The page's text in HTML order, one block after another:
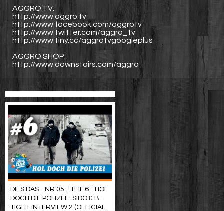
AGGRO.TV:
http://www.aggro.tv
http://www.facebook.com/aggrotv
http://www.twitter.com/aggro_tv
http://www.tiny.cc/aggrotvgoogleplus
AGGRO SHOP:
http://www.downstairs.com/aggro
DIES DAS - NR.05 - TEIL 6 - HOL
DOCH DIE POLIZEI - SIDO & B-
TIGHT INTERVIEW 2 (OFFICIAL